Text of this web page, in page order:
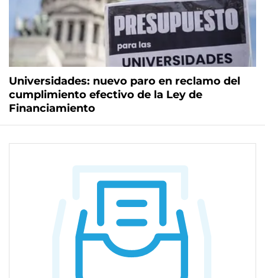
Universidades: nuevo paro en reclamo del
cumplimiento efectivo de la Ley de
Financiamiento